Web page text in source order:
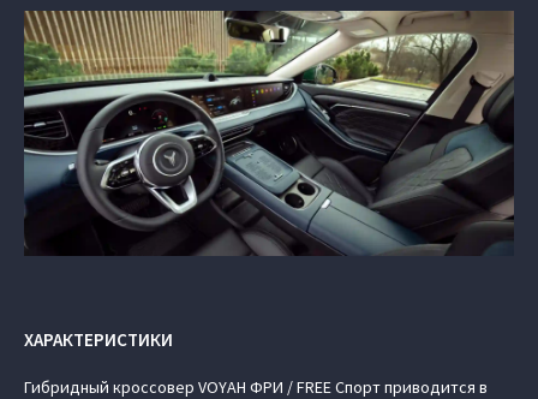
ХАРАКТЕРИСТИКИ
Гибридный кроссовер VOYAH ФРИ / FREE Спорт приводится в